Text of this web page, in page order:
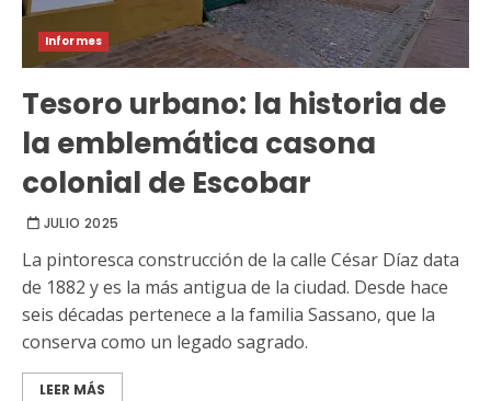
Informes
Tesoro urbano: la historia de
la emblemática casona
colonial de Escobar
JULIO 2025
La pintoresca construcción de la calle César Díaz data
de 1882 y es la más antigua de la ciudad. Desde hace
seis décadas pertenece a la familia Sassano, que la
conserva como un legado sagrado.
LEER MÁS